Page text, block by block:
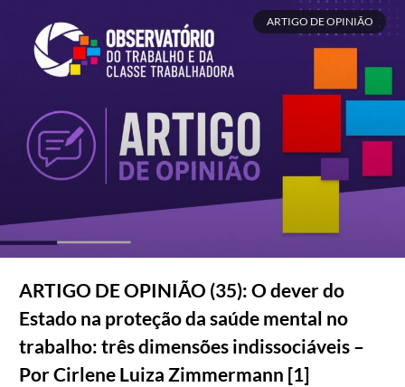
ARTIGO DE OPINIÃO
ARTIGO DE OPINIÃO (35): O dever do
Estado na proteção da saúde mental no
trabalho: três dimensões indissociáveis –
Por Cirlene Luiza Zimmermann [1]